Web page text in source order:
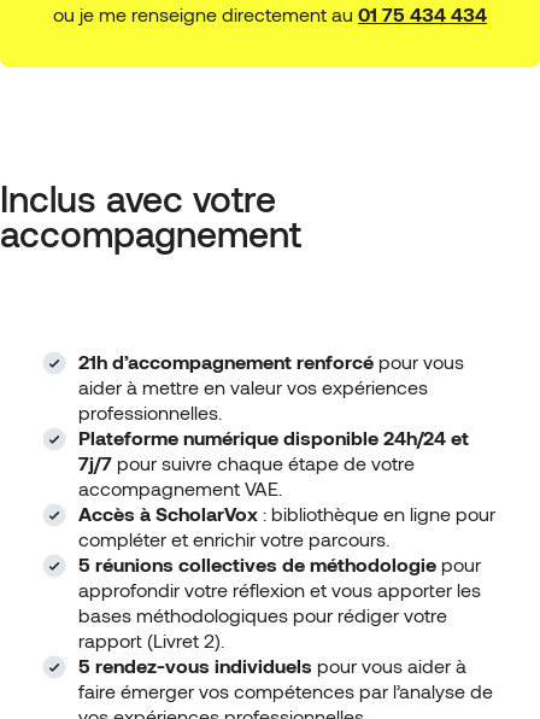
ou je me renseigne directement au 01 75 434 434
Inclus avec votre
accompagnement
21h d’accompagnement renforcé pour vous
aider à mettre en valeur vos expériences
professionnelles.
Plateforme numérique disponible 24h/24 et
7j/7pour suivre chaque étape de votre
accompagnement VAE.
Accès à ScholarVox : bibliothèque en ligne pour
compléter et enrichir votre parcours.
5 réunions collectives de méthodologie pour
approfondir votre réflexion et vous apporter les
bases méthodologiques pour rédiger votre
rapport (Livret 2).
5 rendez-vous individuels pour vous aider à
faire émerger vos compétences par l’analyse de